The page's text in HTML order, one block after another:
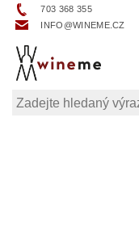
703 368 355
INFO@WINEME.CZ